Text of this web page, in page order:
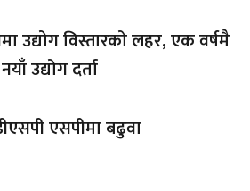
उद्योग विस्तारको लहर, एक वर्षमै
उद्योग दर्ता
एसपीमा बढुवा